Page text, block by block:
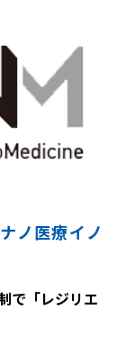
ノ医療イノ
で「レジリエ